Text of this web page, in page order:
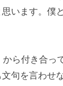
います。
ら付き合っ
句を言わせ